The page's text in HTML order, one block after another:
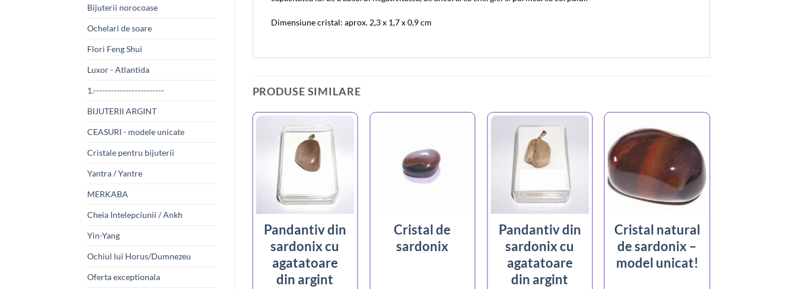
Bijuterii norocoase
Ochelari de soare
Flori Feng Shui
Luxor - Atlantida
1.------------------------
BIJUTERII ARGINT
CEASURI - modele unicate
Cristale pentru bijuterii
Yantra / Yantre
MERKABA
Cheia Intelepciunii / Ankh
Yin-Yang
Ochiul lui Horus/Dumnezeu
Oferta exceptionala
Dimensiune cristal: aprox. 2,3 x 1,7 x 0,9 cm
PRODUSE SIMILARE
Pandantiv din
sardonix cu
agatatoare
din argint
Cristal de
sardonix
Pandantiv din
sardonix cu
agatatoare
din argint
Cristal natural
de sardonix –
model unicat!